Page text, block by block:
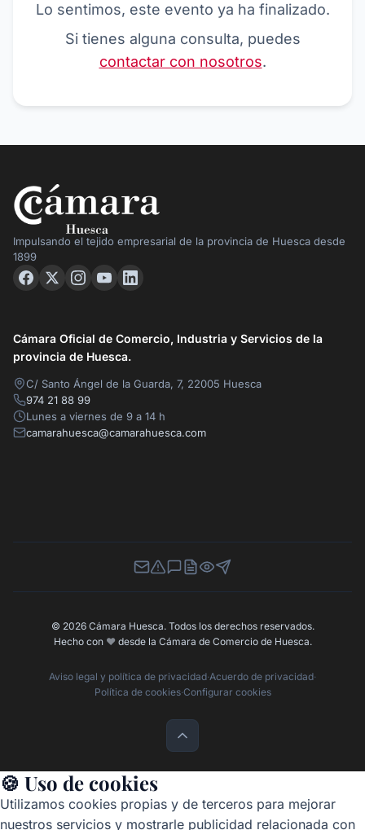
Lo sentimos, este evento ya ha finalizado.
Si tienes alguna consulta, puedes
contactar con nosotros.
Impulsando el tejido empresarial de la provincia de Huesca desde
1899
Cámara Oficial de Comercio, Industria y Servicios de la
provincia de Huesca.
C/ Santo Ángel de la Guarda, 7, 22005 Huesca
974 21 88 99
Lunes a viernes de 9 a 14 h
camarahuesca@camarahuesca.com
Newsletter
Canal de Denuncias
Buzón de Sugerencias
Perfil Contratante
Ley de Transparencia
Contacta con nosotros
© 2026 Cámara Huesca. Todos los derechos reservados.
Hecho con ❤️ desde la Cámara de Comercio de Huesca.
Aviso legal y política de privacidad·Acuerdo de privacidad·
Política de cookies·Configurar cookies
🍪 Uso de cookies
Utilizamos cookies propias y de terceros para mejorar
nuestros servicios y mostrarle publicidad relacionada con